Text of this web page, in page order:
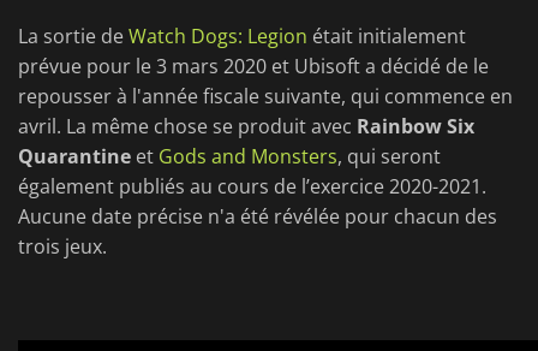
La sortie deWatch Dogs: Legion était initialement
prévue pour le 3 mars 2020 et Ubisoft a décidé de le
repousser à l'année fiscale suivante, qui commence en
avril. La même chose se produit avec Rainbow Six
Quarantine et Gods and Monsters, qui seront
également publiés au cours de l’exercice 2020-2021.
Aucune date précise n'a été révélée pour chacun des
trois jeux.